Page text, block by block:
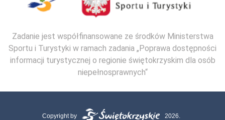
Zadanie jest współfinansowane ze środków Ministerstwa
Sportu i Turystyki w ramach zadania „Poprawa dostępności
informacji turystycznej o regionie świętokrzyskim dla osób
niepełnosprawnych“
Copyright by 2026.